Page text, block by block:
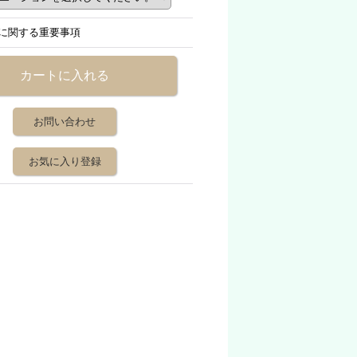
関する重要事項
お問い合わせ
お気に入り登録